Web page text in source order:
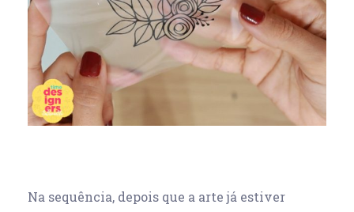
Na sequência, depois que a arte já estiver